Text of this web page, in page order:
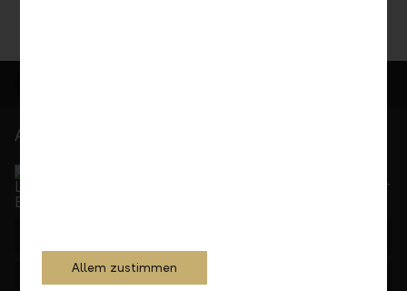
At your service
Can be reached by phone, Monday to Friday, 8 a. m. –
Feedback
Allem zustimmen